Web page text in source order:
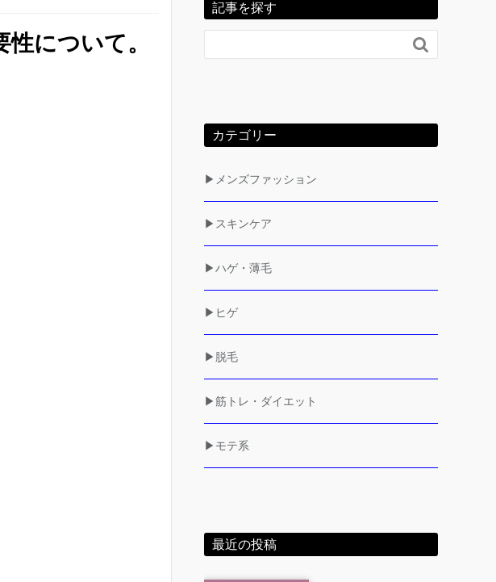
について。
記事を探す

カテゴリー
▶メンズファッション
▶スキンケア
▶ハゲ・薄毛
▶ヒゲ
▶脱毛
▶筋トレ・ダイエット
▶モテ系
最近の投稿